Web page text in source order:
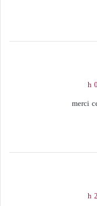
merci